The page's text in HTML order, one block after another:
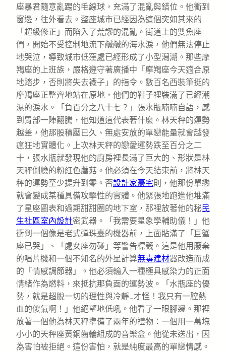
座暴君隨意亂踢的毛線球，充滿了混亂與錯位。他衝到
窗邊，往外看去。整座城市已經因為這個突如其來的
「超級修正」而陷入了荒謬的混亂。街道上的雙魚座
們，開始不受控制地流下鹹鹹的海水淚，他們無法停止
地哭泣，導致城市低窪處已經形成了小型潟湖。那些摩
羯座的上班族，嚴格遵守著廣播中「摩羯座今天適合原
地踏步，否則將失去襪子」的指令。數百名西裝筆挺的
摩羯座正整齊地站在原地，他們的鞋子裡裝滿了已經潮
濕的淚水。「負百分之八十七？」張水瓶喃喃自語，感
到胃部一陣翻騰，他知道這代表著什麼。林天秤的運勢
越差，他那股積壓已久、無處安放的單戀能量就會越發
瘋狂地實體化。上次林天秤的戀愛運勢跌至百分之二
十，張水瓶就發現他的廚房裡長滿了巨大的、形狀是林
天秤側臉的粉紅色蘑菇。他必須在今天結束前，將林天
秤的運勢至少提升到零。否設計家豪宅則，他那份單戀
就會變成某種具備攻擊性的實體。他緊張地跑進他堆滿
了星座圖表和過期甜甜圈的地下室，那裡放著他的秘民
生社區室內設計密武器。「我需要星象學輔助儀！」他
衝到一個像是老式彈珠臺的機器前，上面貼滿了「巨蟹
座已哭」、「處女座勿碰」等警告標籤。這是他用廢棄
的唱片機和一個不知名的外星計算無毒建材器改造而成
的「情感調節器」。他必須輸入一種極具感染力的正面
情緒作為燃料，來抵抗那負面的運勢波。「水瓶座的優
勢，就是超脫一切的理性與冷靜…才怪！我只有一腔熱
血的傻氣啊！」他絕望地低吼。他看了一眼腳邊。那裡
放著一個他為林天秤準備了兩年的禮物：一個用一萬塊
小小的天秤座黃銅齒輪組成的音樂盒。他從未送出，因
為害怕被拒絕。這份害怕，就是純度最高的單戀情感。